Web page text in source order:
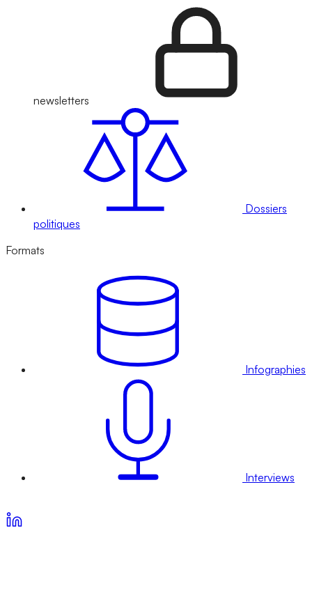
newsletters
Dossiers
politiques
Formats
Infographies
Interviews